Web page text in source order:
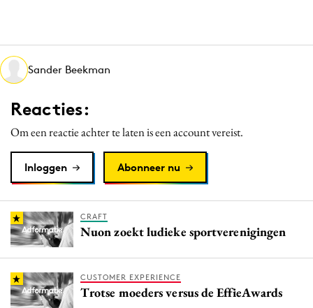
Media
Merkstrategie
PR
Programmatic
Purpose Marketing
Reputatie & crisis
Sander Beekman
Reacties:
Om een reactie achter te laten is een account vereist.
Inloggen Abonneer nu
CRAFT
Nuon zoekt ludieke sportverenigingen
CUSTOMER EXPERIENCE
Trotse moeders versus de EffieAwards